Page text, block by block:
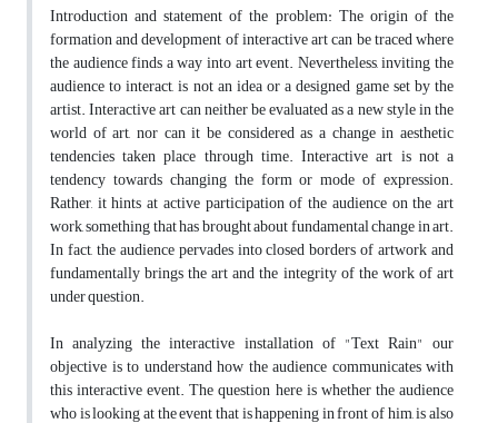
Introduction and statement of the problem: The origin of the
formation and development of interactive art can be traced where
the audience finds a way into art event. Nevertheless, inviting the
audience to interact, is not an idea or a designed game set by the
artist. Interactive art can neither be evaluated as a new style in the
world of art, nor can it be considered as a change in aesthetic
tendencies taken place through time. Interactive art is not a
tendency towards changing the form or mode of expression.
Rather, it hints at active participation of the audience on the art
work, something that has brought about fundamental change in art.
In fact, the audience pervades into closed borders of artwork and
fundamentally brings the art and the integrity of the work of art
under question.
In analyzing the interactive installation of "Text Rain" our
objective is to understand how the audience communicates with
this interactive event. The question here is whether the audience
who is looking at the event that is happening in front of him, is also